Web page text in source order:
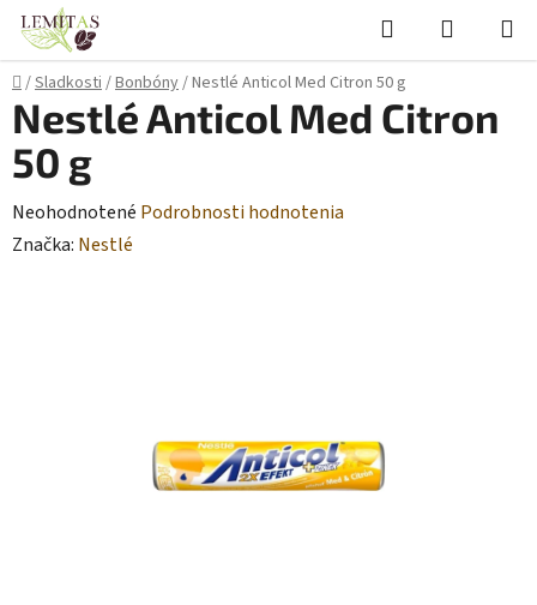
Prejsť
obsah
Hľadať
KOŠÍK
Domov
/Sladkosti/Bonbóny/Nestlé Anticol Med Citron 50 g
Nestlé Anticol Med Citron
50 g
Priemerné
hodnotenie
Neohodnotené Podrobnosti hodnotenia
Značka: Nestlé